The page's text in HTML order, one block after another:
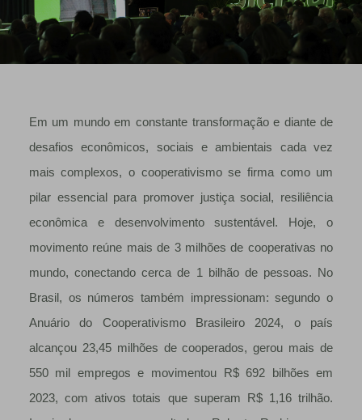
Em um mundo em constante transformação e diante de
desafios econômicos, sociais e ambientais cada vez
mais complexos, o cooperativismo se firma como um
pilar essencial para promover justiça social, resiliência
econômica e desenvolvimento sustentável. Hoje, o
movimento reúne mais de 3 milhões de cooperativas no
mundo, conectando cerca de 1 bilhão de pessoas. No
Brasil, os números também impressionam: segundo o
Anuário do Cooperativismo Brasileiro 2024, o país
alcançou 23,45 milhões de cooperados, gerou mais de
550 mil empregos e movimentou R$ 692 bilhões em
2023, com ativos totais que superam R$ 1,16 trilhão.